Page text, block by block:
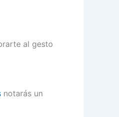
al gesto
notarás un